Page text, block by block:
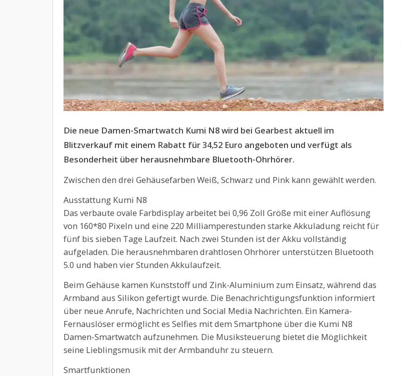
Die neue Damen-Smartwatch Kumi N8 wird bei Gearbest aktuell im
Blitzverkauf mit einem Rabatt für 34,52 Euro angeboten und verfügt als
Besonderheit über herausnehmbare Bluetooth-Ohrhörer.
Zwischen den drei Gehäusefarben Weiß, Schwarz und Pink kann gewählt werden.
Ausstattung Kumi N8
Das verbaute ovale Farbdisplay arbeitet bei 0,96 Zoll Größe mit einer Auflösung
von 160*80 Pixeln und eine 220 Milliamperestunden starke Akkuladung reicht für
fünf bis sieben Tage Laufzeit. Nach zwei Stunden ist der Akku vollständig
aufgeladen. Die herausnehmbaren drahtlosen Ohrhörer unterstützen Bluetooth
5.0 und haben vier Stunden Akkulaufzeit.
Beim Gehäuse kamen Kunststoff und Zink-Aluminium zum Einsatz, während das
Armband aus Silikon gefertigt wurde. Die Benachrichtigungsfunktion informiert
über neue Anrufe, Nachrichten und Social Media Nachrichten. Ein Kamera-
Fernauslöser ermöglicht es Selfies mit dem Smartphone über die Kumi N8
Damen-Smartwatch aufzunehmen. Die Musiksteuerung bietet die Möglichkeit
seine Lieblingsmusik mit der Armbanduhr zu steuern.
Smartfunktionen